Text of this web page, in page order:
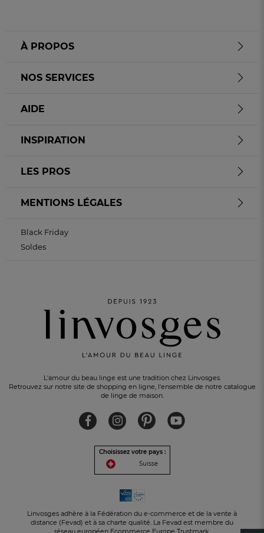
UN CADEAU OFFERT
L'amour du beau linge est une tradition chez Linvosges.
Retrouvez sur notre site de shopping en ligne, l'ensemble de notre catalogue
de linge de maison.
Choisissez votre pays :
Suisse
Linvosges adhère à la Fédération du e-commerce et de la vente à
distance (Fevad) et à sa charte qualité. La Fevad est membre du
réseau européen Ecommerce Europe Trustmark.
À PROPOS
NOS SERVICES
AIDE
INSPIRATION
LES PROS
MENTIONS LÉGALES
Black Friday
Soldes